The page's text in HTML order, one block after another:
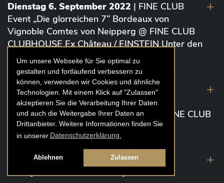
Um unsere Webseite für Sie optimal zu
gestalten und fortlaufend verbessern zu
können, verwenden wir Cookies und ähnliche
Technologien. Mit einem Klick auf "Zulassen"
akzeptieren Sie die Verarbeitung Ihrer Daten
und auch die Weitergabe Ihrer Daten an
Drittanbieter. Weitere Informationen finden Sie
in unserer Datenschutzerklärung.
Ablehnen Zulassen
Dienstag 6. September 2022 | FINE CLUB
Event „Die glorreichen 7” Bordeaux von
Vignoble Comtes von Neipperg @ FINE CLUB
CLUBHOUSE Ex Château / EINSTEIN Unter den
Linden (Berlin)
19. August 2022| FINE CLUB Academy
Caviar „Die glorreichen 7“ Riesling Große
Gewächse von der Mosel aus 2020 @ FINE CLUB
Clubhouse Prunier Cologne (Köln)
29. Juli 2022
| Weinbergwanderung
Weingüter Geheimrat J. Wegeler